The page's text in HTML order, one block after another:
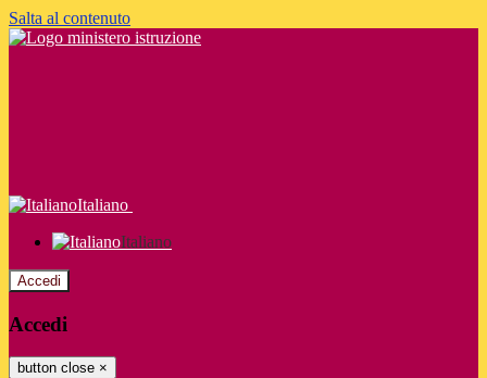
Salta al contenuto
Italiano
Italiano
Accedi
Accedi
button close ×